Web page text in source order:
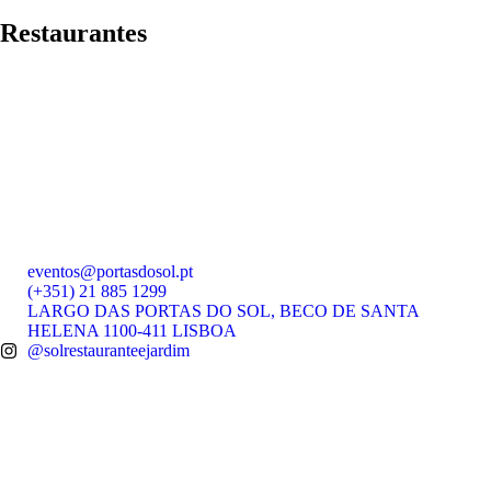
Restaurantes
eventos@portasdosol.pt
(+351) 21 885 1299
LARGO DAS PORTAS DO SOL, BECO DE SANTA
HELENA 1100-411 LISBOA
@solrestauranteejardim